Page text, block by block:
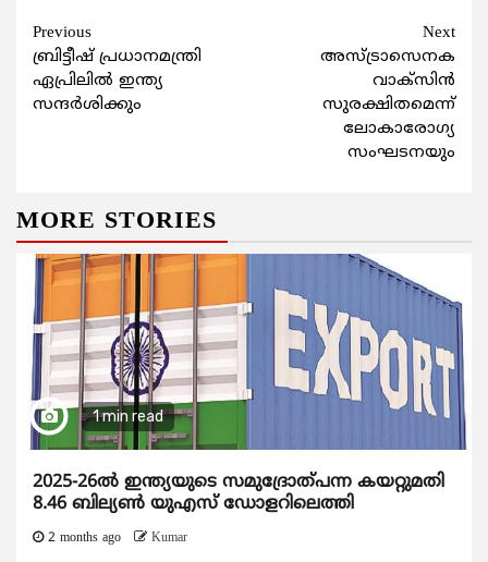
Continue
Reading
Previous
ബ്രിട്ടീഷ് പ്രധാനമന്ത്രി
ഏപ്രിലില്‍ ഇന്ത്യ
സന്ദര്‍ശിക്കും
Next
അസ്ട്രാസെനക
വാക്‌സിന്‍
സുരക്ഷിതമെന്ന്
ലോകാരോഗ്യ
സംഘടനയും
MORE STORIES
1 min read
2025-26ൽ ഇന്ത്യയുടെ സമുദ്രോത്പന്ന കയറ്റുമതി
8.46 ബില്യൺ യുഎസ് ഡോളറിലെത്തി
2 months ago Kumar